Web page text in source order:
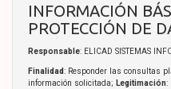
INFORMACIÓN
PROTECCIÓN DE
Responsable: ELICAD SISTEMAS
Finalidad: Responder las consultas
información solicitada; Legitimación: